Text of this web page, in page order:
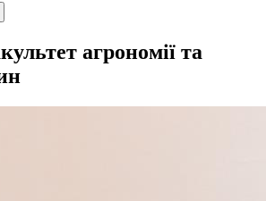
агрономії та